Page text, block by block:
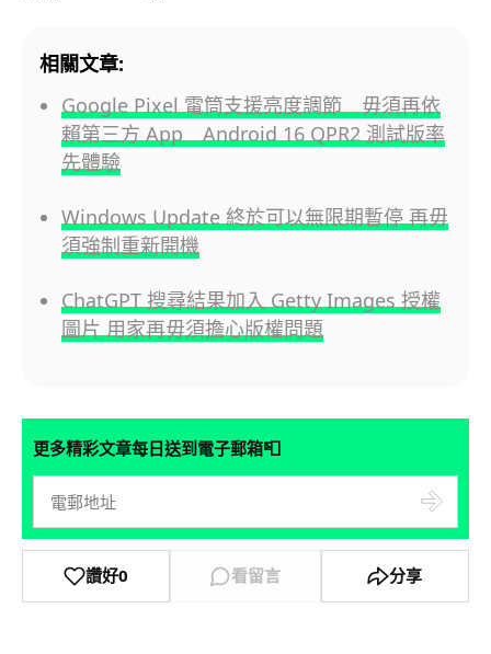
相關文章:
Google Pixel 電筒支援亮度調節 毋須再依
賴第三方 App Android 16 QPR2 測試版率
先體驗
Windows Update 終於可以無限期暫停 再毋
須強制重新開機
ChatGPT 搜尋結果加入 Getty Images 授權
圖片 用家再毋須擔心版權問題
更多精彩文章每日送到電子郵箱📮
讚好0 看留言 分享